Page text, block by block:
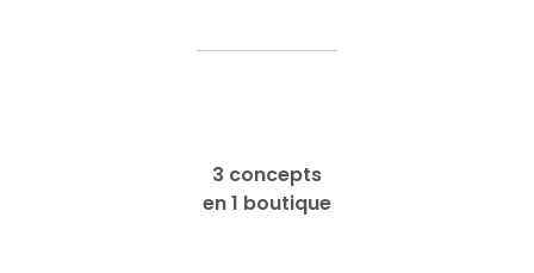
3 concepts
en 1 boutique